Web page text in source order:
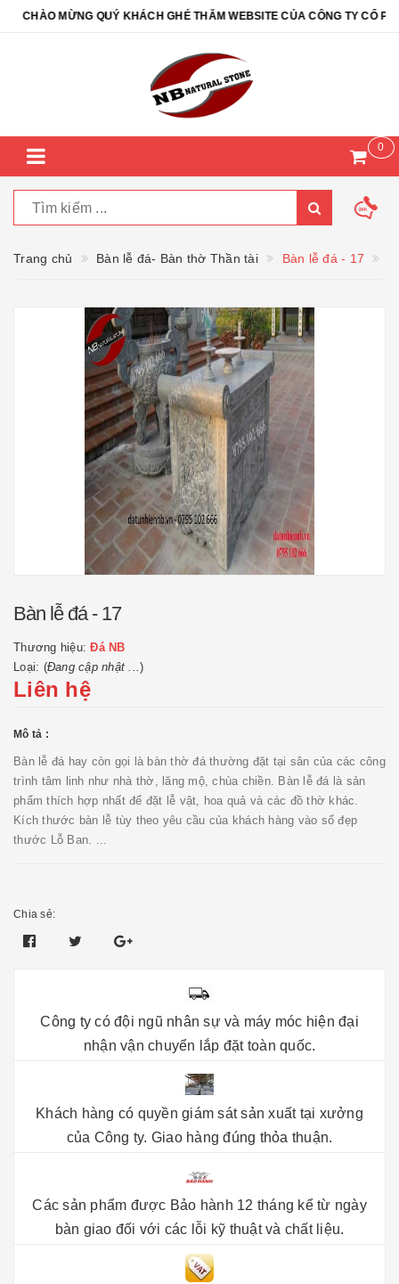
CHÀO MỪNG QUÝ KHÁCH GHÉ THĂM WEBSITE CỦA CÔNG TY CỔ
0
Trang chủ Bàn lễ đá- Bàn thờ Thần tài Bàn lễ đá - 17
Bàn lễ đá - 17
Thương hiệu:Đá NB
Loại: (Đang cập nhật ...)
Liên hệ
Mô tả :
Bàn lễ đá hay còn gọi là bàn thờ đá thường đặt tại sân của các công
trình tâm linh như nhà thờ, lăng mộ, chùa chiền. Bàn lễ đá là sản
phẩm thích hợp nhất để đặt lễ vật, hoa quả và các đồ thờ khác.
Kích thước bàn lễ tùy theo yêu cầu của khách hàng vào số đẹp
thước Lỗ Ban. ...
Chia sẻ:
Công ty có đội ngũ nhân sự và máy móc hiện đại
nhận vận chuyển lắp đặt toàn quốc.
Khách hàng có quyền giám sát sản xuất tại xưởng
của Công ty. Giao hàng đúng thỏa thuận.
Các sản phẩm được Bảo hành 12 tháng kể từ ngày
bàn giao đối với các lỗi kỹ thuật và chất liệu.